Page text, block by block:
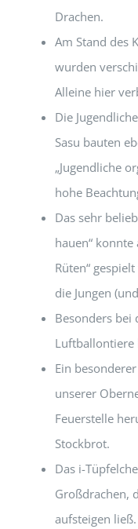
Drachen.
Am Stand des
wurden
Alleine hier
Die
Sasu bauten
„Jugendliche
hohe
Das sehr
hauen“
Rüten“
die Jungen
Besonders bei
Luftballontiere
Ein
unserer
Feuerstelle
Stockbrot.
Das i-
Großdrachen,
aufsteigen